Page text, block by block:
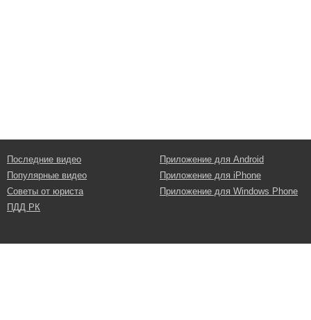
Последние видео
Популярные видео
Советы от юриста
ПДД РК
Приложение для Android
Приложение для iPhone
Приложение для Windows Phone